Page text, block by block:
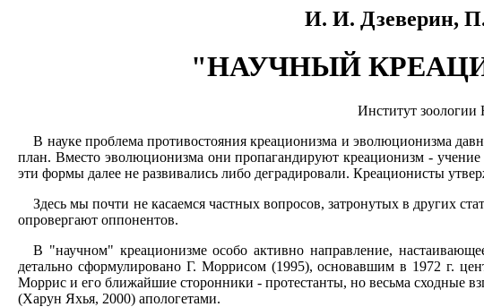
И. И. Дзеверин,
"НАУЧНЫЙ
Институт
В науке проблема противостояния креационизма и эволюционизма
план. Вместо эволюционизма они пропагандируют креационизм -
эти формы далее не развивались либо деградировали. Креационисты
Здесь мы почти не касаемся частных вопросов, затронутых в других
опровергают оппонентов.
В "научном" креационизме особо активно направление,
детально сформулировано Г. Моррисом (1995), основавшим в 1972 г.
Моррис и его ближайшие сторонники - протестанты, но весьма сходные
(Харун Яхья, 2000) апологетами.